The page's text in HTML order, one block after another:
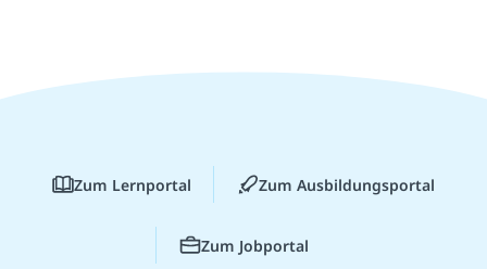
Zum Lernportal Zum Ausbildungsportal
Zum Jobportal